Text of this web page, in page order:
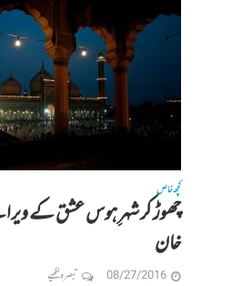
کچھ خاص
خان
08/27/2016 تبصرہ لکھیے